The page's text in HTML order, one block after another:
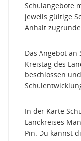
Schulangebote
jeweils gültige
Anhalt
Das Angebot an
Kreistag des
beschlossen
In der Karte
Landkreises
Pin. Du kannst